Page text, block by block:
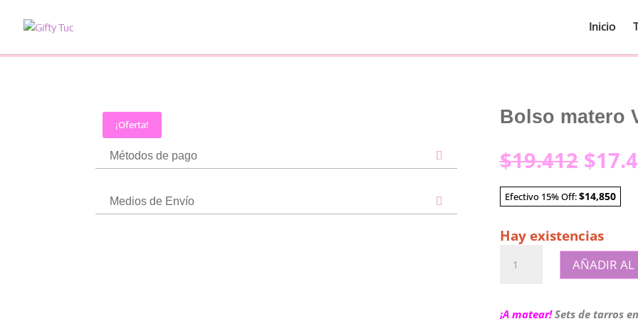
Inicio
¡Oferta!
Métodos de pago
Medios de Envío
Bolso matero
$19.412 El
era:
$
Efectivo 15% Off:$14,850
Hay existencias
matero
AÑADIR AL
¡A matear! Sets de tarros